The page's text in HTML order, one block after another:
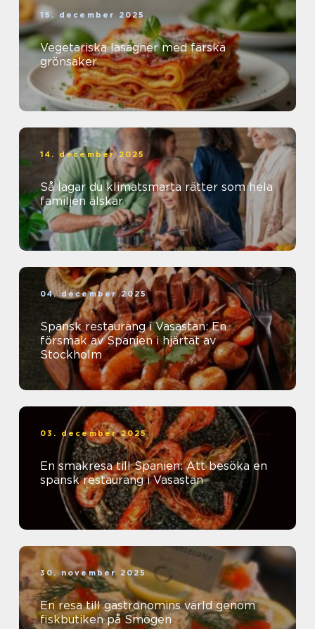
15. december 2025
Vegetariska lasagner med färska
grönsaker
14. december 2025
Så lagar du klimatsmarta rätter som hela
familjen älskar
04. december 2025
Spansk restaurang i Vasastan: En
försmak av Spanien i hjärtat av
Stockholm
03. december 2025
En smakresa till Spanien: Att besöka en
spansk restaurang i Vasastan
30. november 2025
En resa till gastronomins värld genom
fiskbutiken på Smögen